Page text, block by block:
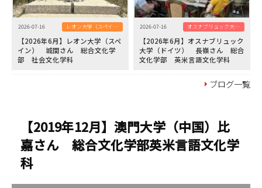
2026-07-16 レオン大学（スペイン）
【2026年6月】レオン大学（スペ
イン） 城間さん 総合文化学
部 社会文化学科
2026-07-16 オスナブリュック大学（ドイツ）
【2026年6月】オスナブリュック
大学（ドイツ） 長嶺さん 総合
文化学部 英米言語文化学科
ブログ一覧
【2019年12月】澳門大学（中国）比
嘉さん 総合文化学部英米言語文化学
科